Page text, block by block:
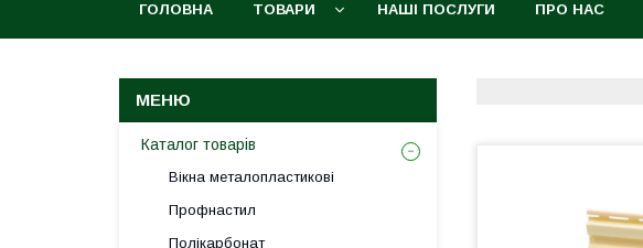
ГОЛОВНА ТОВАРИ НАШІ ПОСЛУГИ ПРО НАС
Каталог товарів
Вікна металопластикові
Профнастил
Полікарбонат